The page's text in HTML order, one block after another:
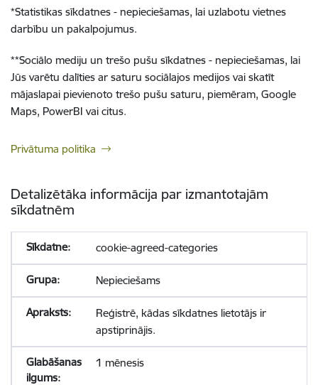
*Statistikas sīkdatnes - nepieciešamas, lai uzlabotu vietnes
darbību un pakalpojumus.
**Sociālo mediju un trešo pušu sīkdatnes - nepieciešamas, lai
Jūs varētu dalīties ar saturu sociālajos medijos vai skatīt
mājaslapai pievienoto trešo pušu saturu, piemēram, Google
Maps, PowerBI vai citus.
Privātuma politika
Detalizētāka informācija par izmantotajām
sīkdatnēm
cookie-agreed-categories
Nepieciešams
Reģistrē, kādas sīkdatnes lietotājs ir
apstiprinājis.
1 mēnesis